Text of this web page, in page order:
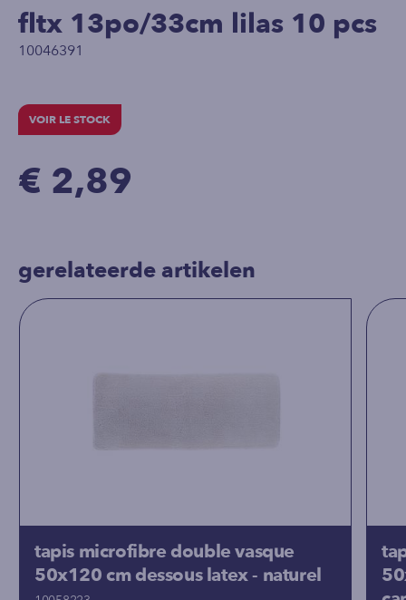
fltx 13po/33cm lilas 10 pcs
10046391
VOIR LE STOCK
€ 2,89
gerelateerde artikelen
tapis microfibre double vasque
50x120 cm dessous latex - naturel